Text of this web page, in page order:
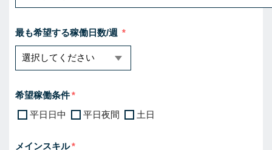
最も希望する稼働日数/週
希望稼働条件
平日日中
平日夜間 土日
メインスキル